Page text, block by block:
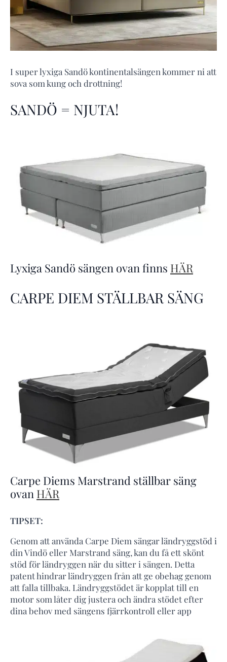
I super lyxiga Sandö kontinentalsängen kommer ni att
sova som kung och drottning!
SANDÖ = NJUTA!
Lyxiga Sandö sängen ovan finns HÄR
CARPE DIEM STÄLLBAR SÄNG
Carpe Diems Marstrand ställbar säng
ovan HÄR
TIPSET:
Genom att använda Carpe Diem sängar ländryggstöd i
din Vindö eller Marstrand säng, kan du få ett skönt
stöd för ländryggen när du sitter i sängen. Detta
patent hindrar ländryggen från att ge obehag genom
att falla tillbaka. Ländryggstödet är kopplat till en
motor som låter dig justera och ändra stödet efter
dina behov med sängens fjärrkontroll eller app